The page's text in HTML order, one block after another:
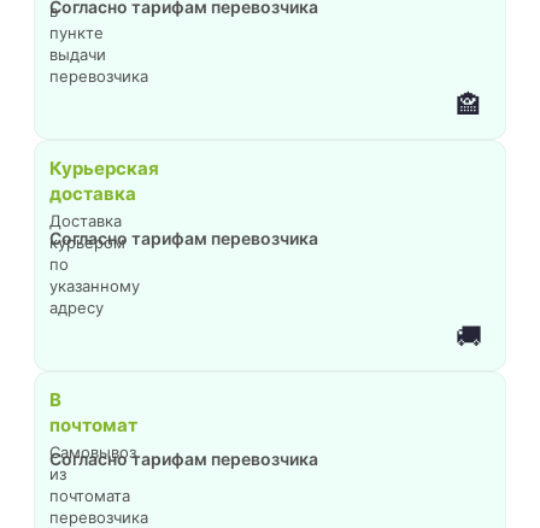
🏤
в
пункте
выдачи
перевозчика
Согласно тарифам перевозчика
🚚
Курьерская
доставка
Доставка
курьером
по
указанному
адресу
Согласно тарифам перевозчика
В
почтомат
Самовывоз
из
почтомата
перевозчика
Согласно тарифам перевозчика